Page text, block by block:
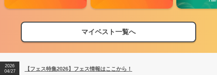
マイベスト一覧へ
【フェス特集2026】フェス情報はここから！
【ライブ動員ランキング】2026年上半期編発表！
2026
04/27
【フェス特集2026】フェス情報はここから！